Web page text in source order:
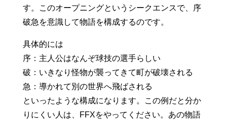
す。このオープニングというシークエンスで、序
破急を意識して物語を構成するのです。
具体的には
序：主人公はなんぞ球技の選手らしい
破：いきなり怪物が襲ってきて町が破壊される
急：導かれて別の世界へ飛ばされる
といったような構成になります。この例だと分か
りにくい人は、FFXをやってください。あの物語